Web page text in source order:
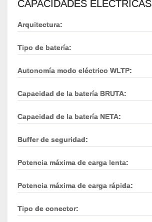
CAPACIDADES ELÉCTRICAS
Arquitectura:
Tipo de batería:
Autonomía modo eléctrico WLTP:
Capacidad de la batería BRUTA:
Capacidad de la batería NETA:
Buffer de seguridad:
Potencia máxima de carga lenta:
Potencia máxima de carga rápida:
Tipo de conector: